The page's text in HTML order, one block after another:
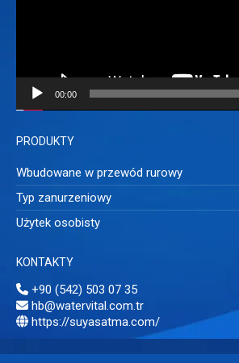
00:00
PRODUKTY
Wbudowane w przewód rurowy
Typ zanurzeniowy
Użytek osobisty
KONTAKTY
+90 (542) 503 07 35
hb@watervital.com.tr
https://suyasatma.com/